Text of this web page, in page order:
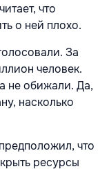
что
о ней плохо.
За
человек.
не обижали. Да,
насколько
что
ресурсы